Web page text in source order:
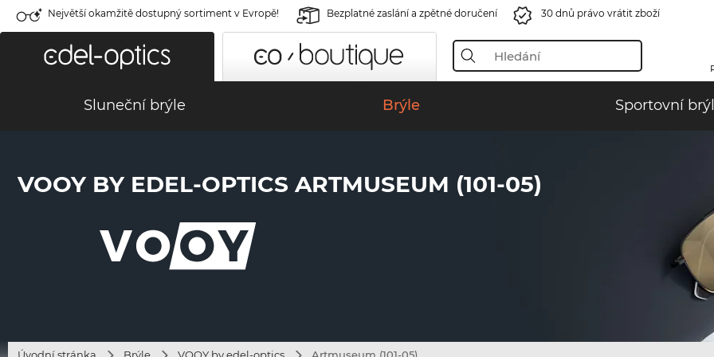
Největší okamžitě dostupný sortiment v Evropě! Bezplatné zaslání a zpětné doručení 30 dnů právo vrátit zboží
Sluneční brýle Brýle Sportovní
VOOY BY EDEL-OPTICS ARTMUSEUM (101-05)